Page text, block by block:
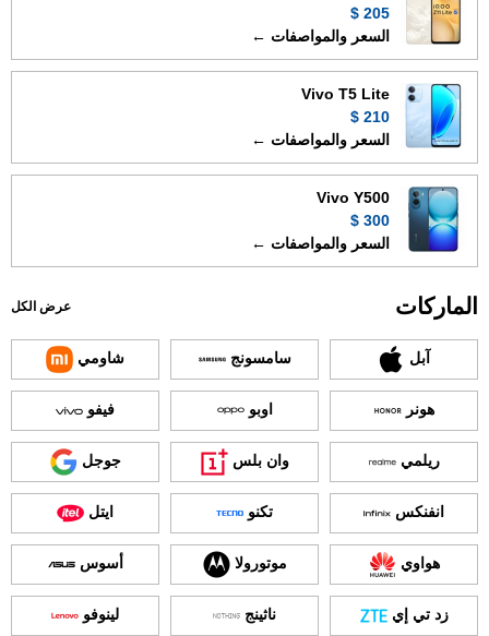
205 $
السعر والمواصفات ←
Vivo T5 Lite
210 $
السعر والمواصفات ←
Vivo Y500
300 $
السعر والمواصفات ←
الماركات عرض الكل
آبل سامسونج شاومي
هونر اوبو فيفو
ريلمي وان بلس جوجل
انفنكس تكنو ايتل
هواوي موتورولا أسوس
زد تي إي ناثينج لينوفو